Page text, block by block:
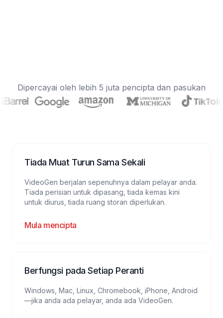
Dipercayai oleh lebih 5 juta pencipta dan pasukan
Tiada Muat Turun Sama Sekali
VideoGen berjalan sepenuhnya dalam pelayar anda.
Tiada perisian untuk dipasang, tiada kemas kini
untuk diurus, tiada ruang storan diperlukan.
Mula mencipta
Berfungsi pada Setiap Peranti
Windows, Mac, Linux, Chromebook, iPhone, Android
—jika anda ada pelayar, anda ada VideoGen.